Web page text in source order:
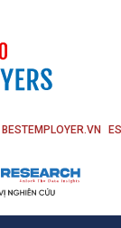
BESTEMPLOYER.VN